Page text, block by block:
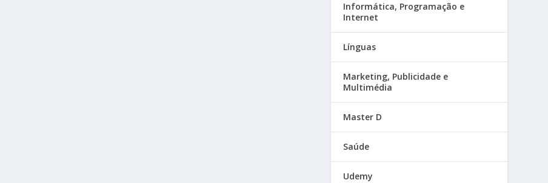
Informática, Programação e
Internet
Línguas
Marketing, Publicidade e
Multimédia
Master D
Saúde
Udemy